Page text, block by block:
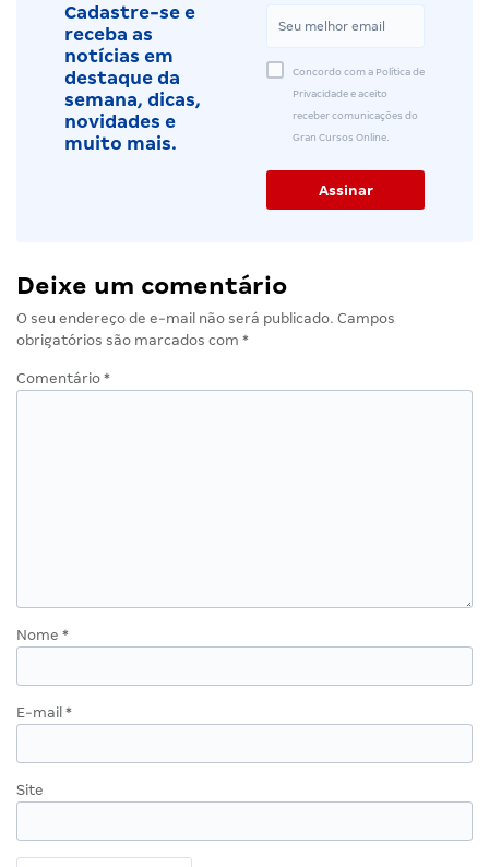
Cadastre-se e
receba as
notícias em
destaque da
semana, dicas,
novidades e
muito mais.
Concordo com a Política de
Privacidade e aceito
receber comunicações do
Gran Cursos Online.
Deixe um comentário
O seu endereço de e-mail não será publicado. Campos
obrigatórios são marcados com *
Comentário *
Nome *
E-mail *
Site